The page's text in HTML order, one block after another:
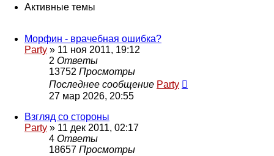
Активные темы
Морфин - врачебная ошибка?
Party » 11 ноя 2011, 19:12
2 Ответы
13752 Просмотры
Последнее сообщение Party
27 мар 2026, 20:55
Взгляд со стороны
Party » 11 дек 2011, 02:17
4 Ответы
18657 Просмотры